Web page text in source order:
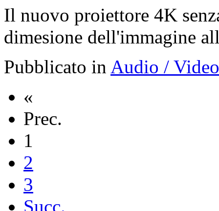
Il nuovo proiettore 4K
dimesione dell'immagine
Pubblicato in Audio / Video
«
Prec.
1
2
3
Succ.